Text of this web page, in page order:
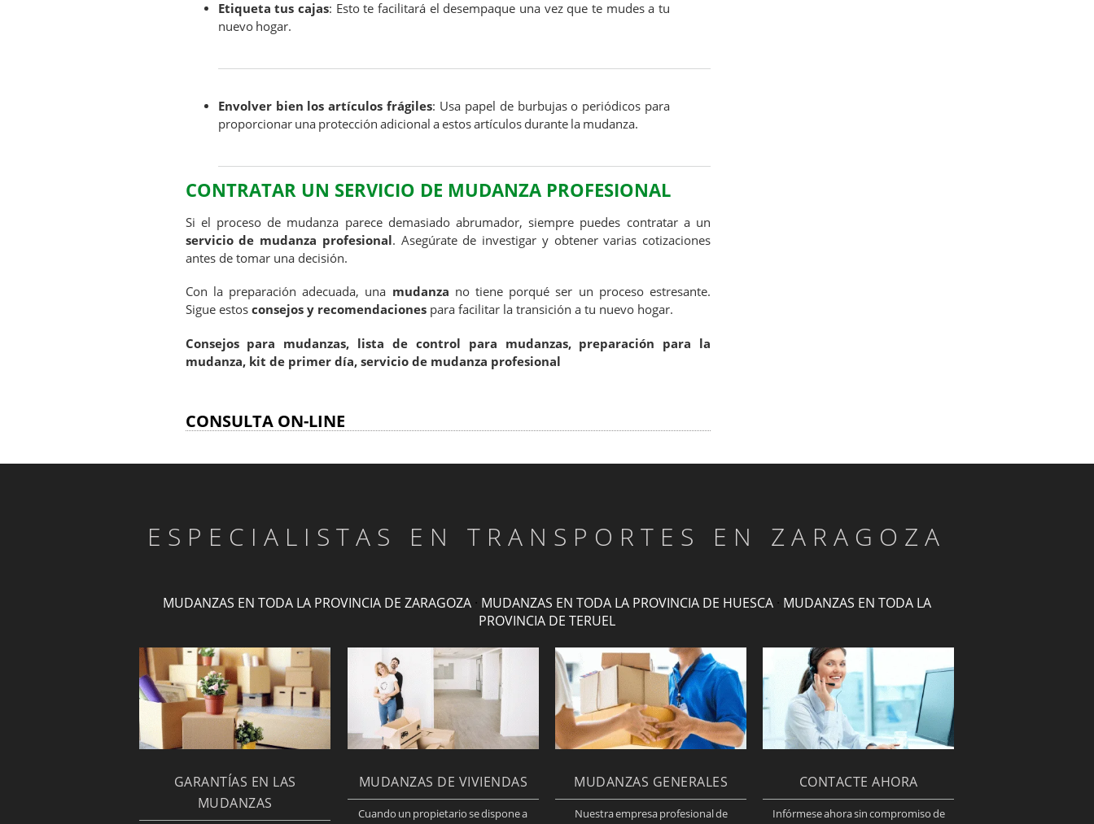
Etiqueta tus cajas: Esto te facilitará el desempaque una vez que te mudes a tu
nuevo hogar.
Envolver bien los artículos frágiles: Usa papel de burbujas o periódicos para
proporcionar una protección adicional a estos artículos durante la mudanza.
CONTRATAR UN SERVICIO DE MUDANZA PROFESIONAL
Si el proceso de mudanza parece demasiado abrumador, siempre puedes contratar a un
servicio de mudanza profesional. Asegúrate de investigar y obtener varias cotizaciones
antes de tomar una decisión.
Con la preparación adecuada, una mudanza no tiene porqué ser un proceso estresante.
Sigue estos consejos y recomendacionespara facilitar la transición a tu nuevo hogar.
Consejos para mudanzas, lista de control para mudanzas, preparación para la
mudanza, kit de primer día, servicio de mudanza profesional
CONSULTA ON-LINE
ESPECIALISTAS EN TRANSPORTES EN ZARAGOZA
MUDANZAS EN TODA LA PROVINCIA DE ZARAGOZA· MUDANZAS EN TODA LA PROVINCIA DE HUESCA· MUDANZAS EN TODA LA
PROVINCIA DE TERUEL
GARANTÍAS EN LAS
MUDANZAS
MUDANZAS DE VIVIENDAS
Cuando un propietario se dispone a
MUDANZAS GENERALES
Nuestra empresa profesional de
CONTACTE AHORA
Infórmese ahora sin compromiso de